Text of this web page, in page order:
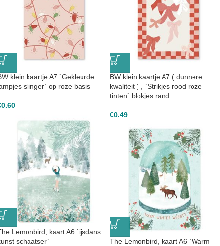
klein kaartje A7 `Gekleurde
slinger` op roze basis
0.60
BW klein kaartje A7 ( dunnere
kwaliteit ) , `Strikjes rood roze
tinten` blokjes rand
€0.49
Lemonbird, kaart A6 `ijsdans
schaatser`
The Lemonbird, kaart A6 `Warm